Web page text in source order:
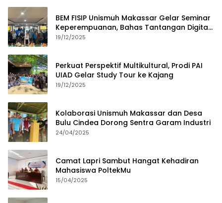
BEM FISIP Unismuh Makassar Gelar Seminar
Keperempuanan, Bahas Tantangan Digital
dan Budaya Lokal
19/12/2025
Perkuat Perspektif Multikultural, Prodi PAI
UIAD Gelar Study Tour ke Kajang
19/12/2025
Kolaborasi Unismuh Makassar dan Desa
Bulu Cindea Dorong Sentra Garam Industri
24/04/2025
Camat Lapri Sambut Hangat Kehadiran
Mahasiswa PoltekMu
15/04/2025